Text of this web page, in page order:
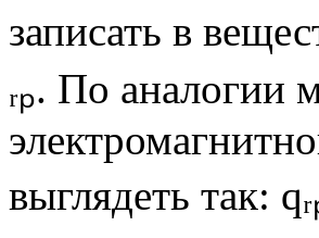
записать в
ᵣₚ. По аналогии
выглядеть так: